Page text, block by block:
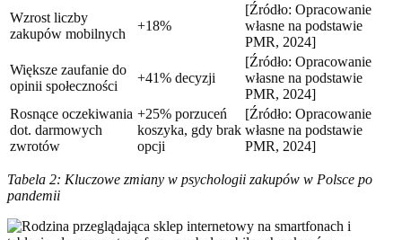
Wzrost liczby
zakupów mobilnych
+18%
[Źródło: Opracowanie
własne na podstawie
PMR, 2024]
Większe zaufanie do
opinii społeczności
+41% decyzji
[Źródło: Opracowanie
własne na podstawie
PMR, 2024]
Rosnące oczekiwania
dot. darmowych
zwrotów
+25% porzuceń
koszyka, gdy brak
opcji
[Źródło: Opracowanie
własne na podstawie
PMR, 2024]
Tabela 2: Kluczowe zmiany w psychologii zakupów w Polsce po
pandemii